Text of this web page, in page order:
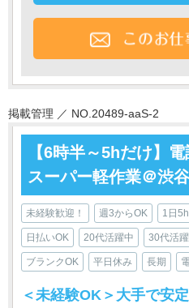
掲載管理 ／ NO.20489-aaS-2
【6時半～5hだけ】
スーパー軽作業＠渋
未経験歓迎！ 週3からOK 1日
日払いOK 20代活躍中 30代活
ブランクOK 平日休み 長期
＜未経験OK＞大手で安